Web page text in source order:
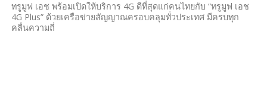
ทรูมูฟ เอช พร้อมเปิดให้บริการ 4G ดีที่สุดแก่คนไทยกับ “ทรูมูฟ เอช
4G Plus” ด้วยเครือข่ายสัญญาณครอบคลุมทั่วประเทศ มีครบทุก
คลื่นความถี่